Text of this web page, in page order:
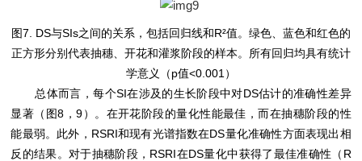
图7. DS与SIs之间的关系，包括回归线和R²值。绿色、蓝色和红色的
正方形分别代表抽穗、开花和灌浆阶段的样本。所有回归均具有统计
学意义（p值<0.001）
总体而言，每个SI在涉及的生长阶段中对DS估计的准确性差异
显著（图8，9）。在开花阶段的量化性能最佳，而在抽穗阶段的性
能最弱。此外，RSRI和现有光谱指数在DS量化准确性方面表现出相
反的结果。对于抽穗阶段，RSRI在DS量化中获得了最佳准确性（R